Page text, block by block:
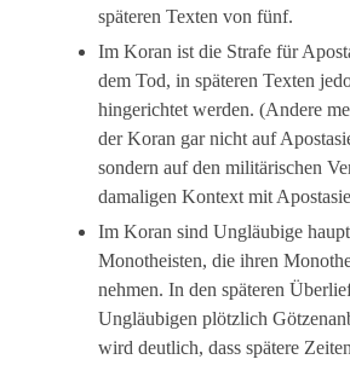
späteren Texten von fünf.
Im Koran ist die Strafe für
dem Tod, in späteren Texten
hingerichtet werden. (Andere
der Koran gar nicht auf
sondern auf den militärischen
damaligen Kontext mit
Im Koran sind Ungläubige
Monotheisten, die ihren
nehmen. In den späteren
Ungläubigen plötzlich
wird deutlich, dass spätere